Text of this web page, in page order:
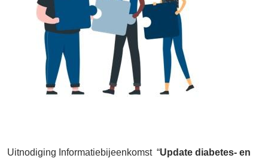
Uitnodiging Informatiebijeenkomst “Update diabetes- en